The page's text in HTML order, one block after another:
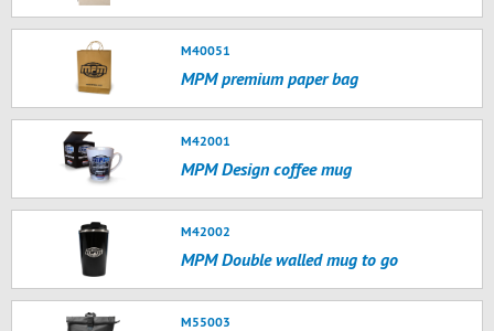
M40051
MPM premium paper bag
M42001
MPM Design coffee mug
M42002
MPM Double walled mug to go
M55003